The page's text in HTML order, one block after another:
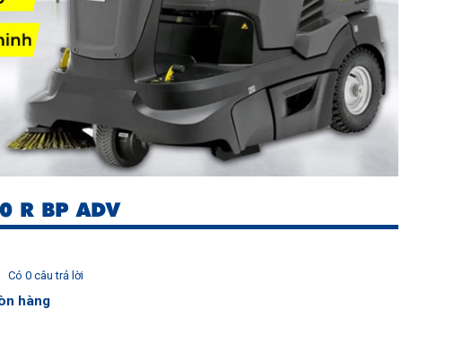
R BP ADV
Có 0 câu trả lời
hàng